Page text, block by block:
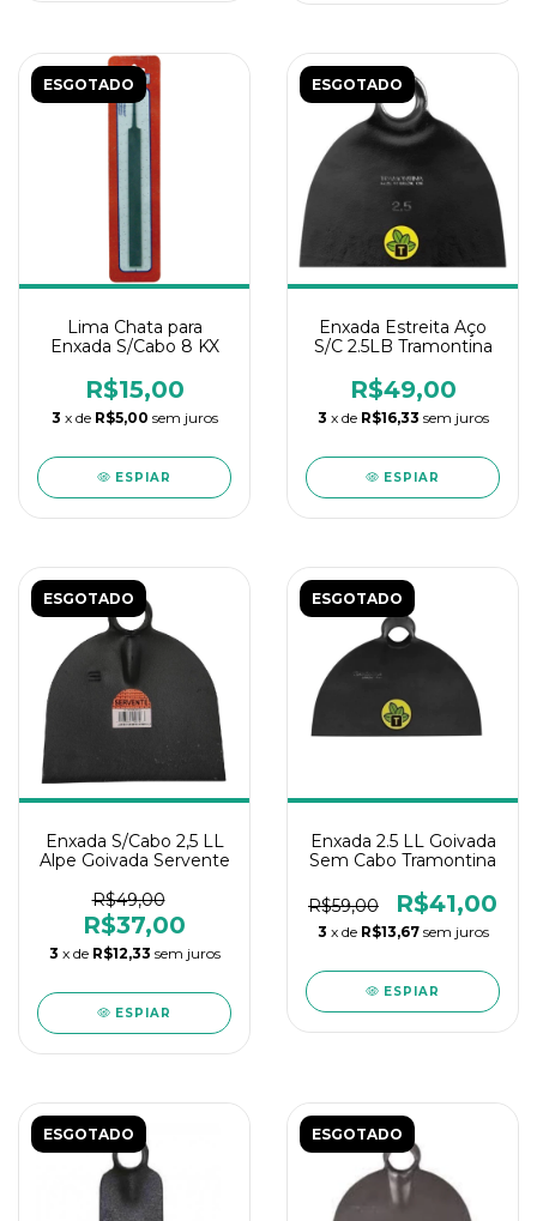
ESGOTADO
Lima Chata para
Enxada S/Cabo 8 KX
R$15,00
3 x de R$5,00 sem juros
ESPIAR
ESGOTADO
Enxada Estreita Aço
S/C 2.5LB Tramontina
R$49,00
3 x de R$16,33 sem juros
ESPIAR
ESGOTADO
Enxada S/Cabo 2,5 LL
Alpe Goivada Servente
R$49,00
R$37,00
3 x de R$12,33 sem juros
ESPIAR
ESGOTADO
Enxada 2.5 LL Goivada
Sem Cabo Tramontina
R$59,00 R$41,00
3 x de R$13,67 sem juros
ESPIAR
ESGOTADO ESGOTADO